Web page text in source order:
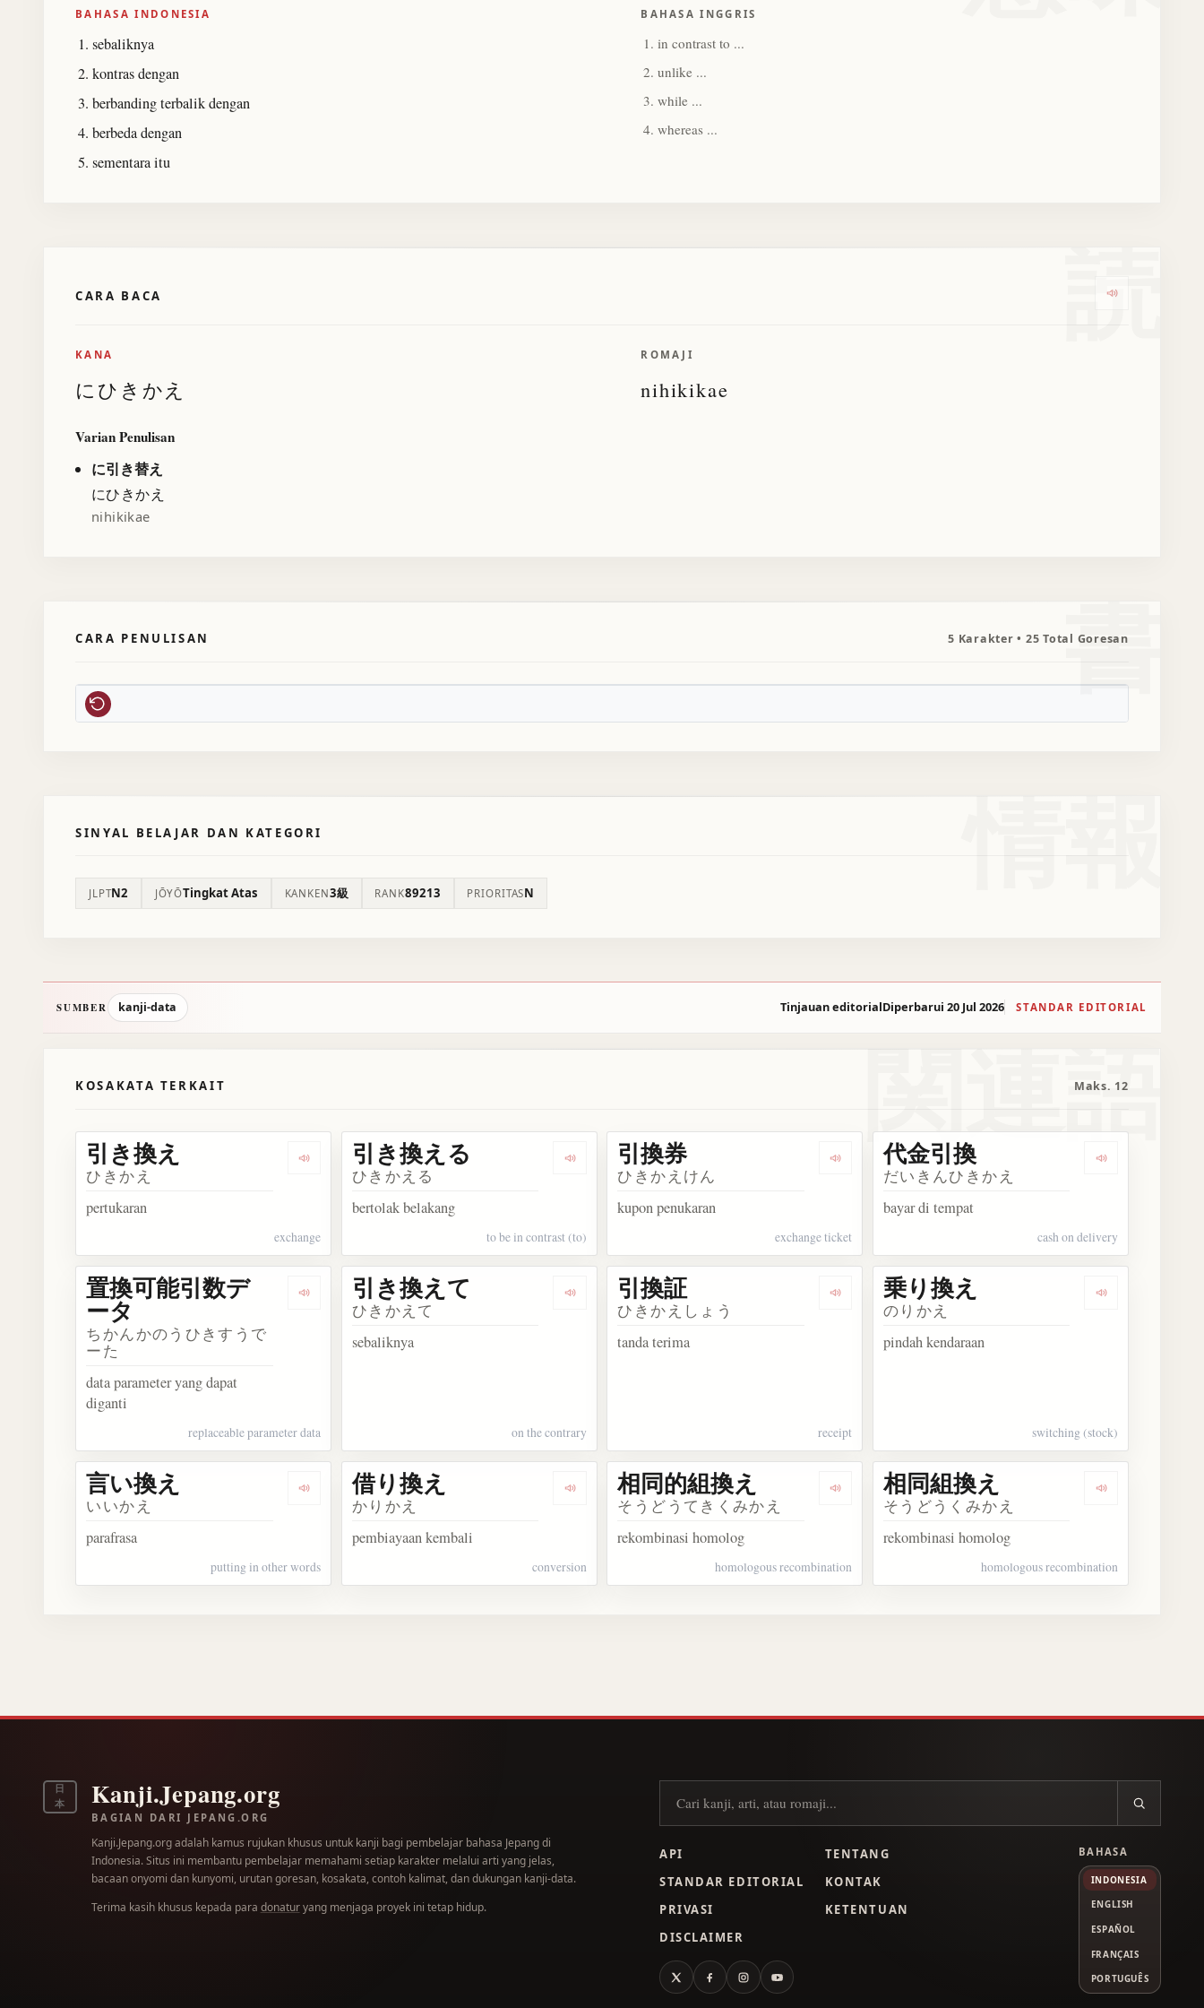
BAHASA INDONESIA
sebaliknya
kontras dengan
berbanding terbalik dengan
berbeda dengan
sementara itu
BAHASA INGGRIS
in contrast to ...
unlike ...
while ...
whereas ...
読
CARA BACA Dengarkan
KANA
にひきかえ
ROMAJI
nihikikae
Varian Penulisan
に引き替え
にひきかえ
nihikikae
書
CARA PENULISAN 5 Karakter • 25 Total Goresan
SINYAL BELAJAR DAN KATEGORI
JLPTN2 JŌYŌTingkat Atas KANKEN3級 RANK89213 PRIORITASN
SUMBER kanji-data Tinjauan editorialDiperbarui 20 Jul 2026 STANDAR EDITORIAL
関連語
KOSAKATA TERKAIT Maks. 12
Dengarkan 引き換え
引き換え
ひきかえ
pertukaran
exchange
Dengarkan 引き換える
引き換える
ひきかえる
bertolak belakang
to be in contrast (to)
Dengarkan 引換券
引換券
ひきかえけん
kupon penukaran
exchange ticket
Dengarkan 代金
代金引換
だいきんひきかえ
bayar di tempat
cash on delivery
Dengarkan 置換可能引数データ
置換可能引数デ
ータ
ちかんかのうひきすうで
ーた
data parameter yang dapat
diganti
replaceable parameter data
Dengarkan 引き換えて
引き換えて
ひきかえて
sebaliknya
on the contrary
Dengarkan 引換証
引換証
ひきかえしょう
tanda terima
receipt
Dengarkan 乗り
乗り換え
のりかえ
pindah kendaraan
switching (stock)
Dengarkan 言い換え
言い換え
いいかえ
parafrasa
putting in other words
Dengarkan 借り換え
借り換え
かりかえ
pembiayaan kembali
conversion
Dengarkan 相同的組換え
相同的組換え
そうどうてきくみかえ
rekombinasi homolog
homologous recombination
Dengarkan 相同
相同組換え
そうどうくみかえ
rekombinasi homolog
homologous recombination
日
本
Kanji.Jepang.org
BAGIAN DARI JEPANG.ORG
Kanji.Jepang.org adalah kamus rujukan khusus untuk kanji bagi pembelajar bahasa Jepang di
Indonesia. Situs ini membantu pembelajar memahami setiap karakter melalui arti yang jelas,
bacaan onyomi dan kunyomi, urutan goresan, kosakata, contoh kalimat, dan dukungan kanji-data.
Terima kasih khusus kepada para donaturyang menjaga proyek ini tetap hidup.
Cari kanji
API
TENTANG
STANDAR EDITORIAL
KONTAK
PRIVASI
KETENTUAN
DISCLAIMER
X FacebookInstagramYouTube
BAHASA
INDONESIA
ENGLISH
ESPAÑOL
FRANÇAIS
PORTUGUÊS